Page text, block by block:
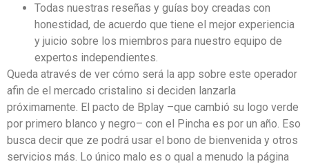
Todas nuestras reseñas y guías boy creadas con
honestidad, de acuerdo que tiene el mejor experiencia
y juicio sobre los miembros para nuestro equipo de
expertos independientes.
Queda através de ver cómo será la app sobre este operador
afin de el mercado cristalino si deciden lanzarla
próximamente. El pacto de Bplay –que cambió su logo verde
por primero blanco y negro– con el Pincha es por un año. Eso
busca decir que ze podrá usar el bono de bienvenida y otros
servicios más. Lo único malo es o qual a menudo la página